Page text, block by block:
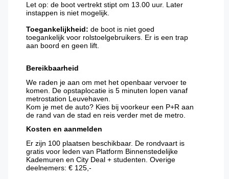
Let op: de boot vertrekt stipt om 13.00 uur. Later
instappen is niet mogelijk.
Toegankelijkheid: de boot is niet goed
toegankelijk voor rolstoelgebruikers. Er is een trap
aan boord en geen lift.
Bereikbaarheid
We raden je aan om met het openbaar vervoer te
komen. De opstaplocatie is 5 minuten lopen vanaf
metrostation Leuvehaven.
Kom je met de auto? Kies bij voorkeur een P+R aan
de rand van de stad en reis verder met de metro.
Kosten en aanmelden
Er zijn 100 plaatsen beschikbaar. De rondvaart is
gratis voor leden van Platform Binnenstedelijke
Kademuren en City Deal + studenten. Overige
deelnemers: € 125,-